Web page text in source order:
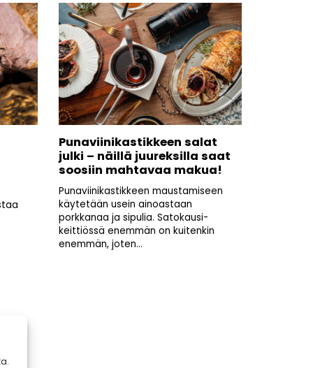
Punaviinikastikkeen salat
julki – näillä juureksilla saat
soosiin mahtavaa makua!
Punaviinikastikkeen maustamiseen
käytetään usein ainoastaan
porkkanaa ja sipulia. Satokausi-
keittiössä enemmän on kuitenkin
enemmän, joten...